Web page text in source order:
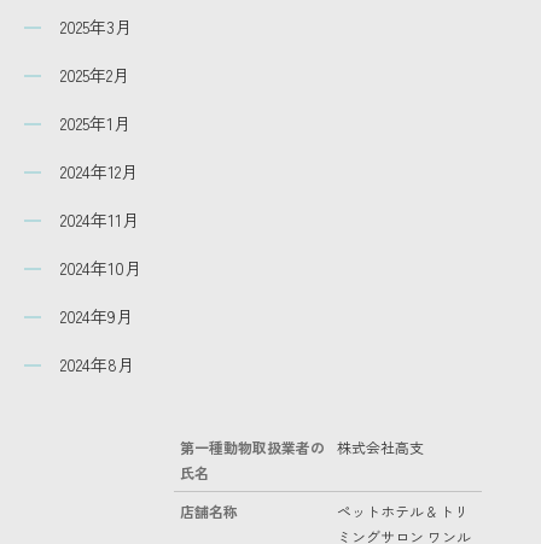
2025年3月
2025年2月
2025年1月
2024年12月
2024年11月
2024年10月
2024年9月
2024年8月
第一種動物取扱業者の
氏名
株式会社高支
店舗名称
ペットホテル & トリ
ミングサロン ワンル